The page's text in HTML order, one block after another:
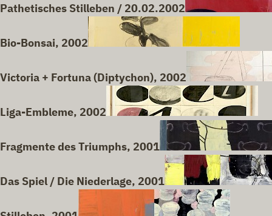
Pathetisches Stilleben / 20.02.2002
Bio-Bonsai, 2002
Victoria + Fortuna (Diptychon), 2002
Liga-Embleme, 2002
Fragmente des Triumphs, 2001
Das Spiel / Die Niederlage, 2001